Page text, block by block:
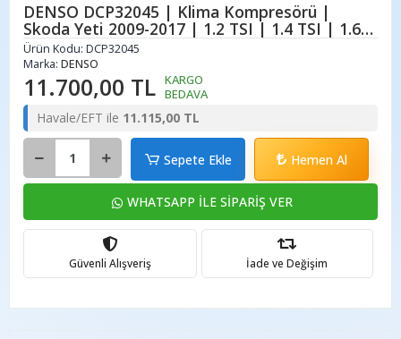
DENSO DCP32045 | Klima Kompresörü |
Skoda Yeti 2009-2017 | 1.2 TSI | 1.4 TSI | 1.6
TDI | 2.0 TDI
Ürün Kodu: DCP32045
Marka: DENSO
11.700,00 TL KARGO
BEDAVA
Havale/EFT ile 11.115,00 TL
Sepete Ekle Hemen Al
WHATSAPP İLE SİPARİŞ VER
Güvenli Alışveriş İade ve Değişim